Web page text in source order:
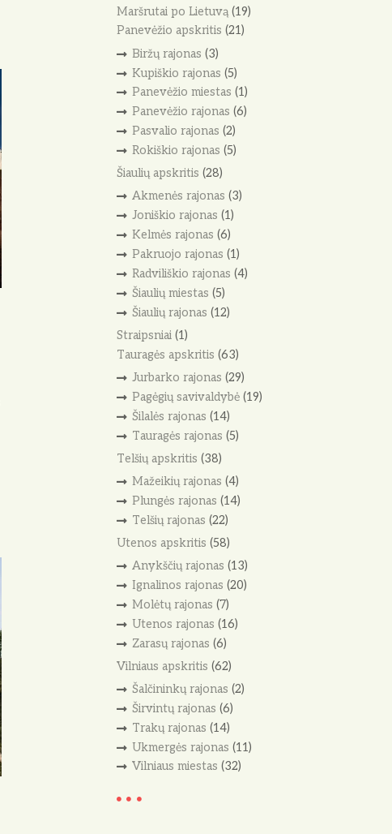
Maršrutai po Lietuvą(19)
Panevėžio apskritis (21)
Biržų rajonas (3)
Kupiškio rajonas (5)
Panevėžio miestas (1)
Panevėžio rajonas (6)
Pasvalio rajonas (2)
Rokiškio rajonas (5)
Šiaulių apskritis (28)
Akmenės rajonas (3)
Joniškio rajonas (1)
Kelmės rajonas (6)
Pakruojo rajonas (1)
Radviliškio rajonas (4)
Šiaulių miestas (5)
Šiaulių rajonas (12)
Straipsniai (1)
Tauragės apskritis (63)
Jurbarko rajonas (29)
Pagėgių savivaldybė(19)
Šilalės rajonas (14)
Tauragės rajonas (5)
Telšių apskritis (38)
Mažeikių rajonas (4)
Plungės rajonas (14)
Telšių rajonas (22)
Utenos apskritis (58)
Anykščių rajonas (13)
Ignalinos rajonas (20)
Molėtų rajonas (7)
Utenos rajonas (16)
Zarasų rajonas (6)
Vilniaus apskritis (62)
Šalčininkų rajonas (2)
Širvintų rajonas (6)
Trakų rajonas (14)
Ukmergės rajonas (11)
Vilniaus miestas (32)